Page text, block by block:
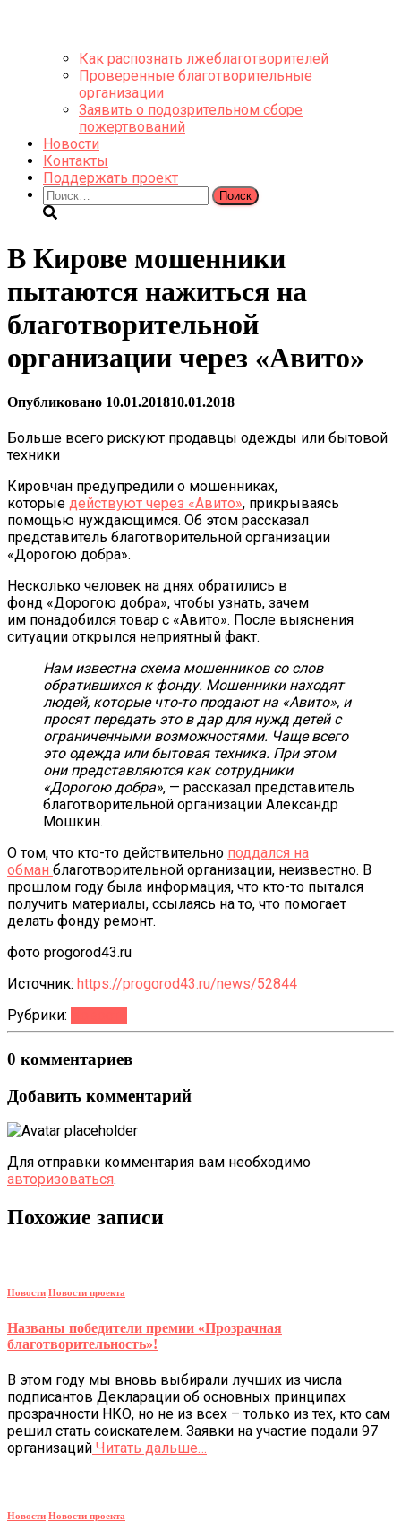
Как распознать лжеблаготворителей
Проверенные благотворительные
организации
Заявить о подозрительном сборе
пожертвований
Новости
Контакты
Поддержать проект
Найти:
В Кирове мошенники
пытаются нажиться на
благотворительной
организации через «Авито»
Опубликовано 10.01.201810.01.2018
Больше всего рискуют продавцы одежды или бытовой
техники
Кировчан предупредили о мошенниках,
которые действуют через «Авито», прикрываясь
помощью нуждающимся. Об этом рассказал
представитель благотворительной организации
«Дорогою добра».
Несколько человек на днях обратились в
фонд «Дорогою добра», чтобы узнать, зачем
им понадобился товар с «Авито». После выяснения
ситуации открылся неприятный факт.
Нам известна схема мошенников со слов
обратившихся к фонду. Мошенники находят
людей, которые что-то продают на «Авито», и
просят передать это в дар для нужд детей с
ограниченными возможностями. Чаще всего
это одежда или бытовая техника. При этом
они представляются как сотрудники
«Дорогою добра», — рассказал представитель
благотворительной организации Александр
Мошкин.
О том, что кто-то действительно поддался на
обман благотворительной организации, неизвестно. В
прошлом году была информация, что кто-то пытался
получить материалы, ссылаясь на то, что помогает
делать фонду ремонт.
фото progorod43.ru
Источник: https://progorod43.ru/news/52844
Рубрики:
0 комментариев
Добавить комментарий
Для отправки комментария вам необходимо
авторизоваться.
Похожие записи
Новости Новости проекта
Названы победители премии «Прозрачная
благотворительность»!
В этом году мы вновь выбирали лучших из числа
подписантов Декларации об основных принципах
прозрачности НКО, но не из всех – только из тех, кто сам
решил стать соискателем. Заявки на участие подали 97
организаций Читать дальше…
Новости Новости проекта